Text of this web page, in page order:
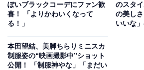
ぽいブラックコーデにファン歓
喜！ 「よりかわいくなって
る！」
のスタ
の美し
いいな
本田望結、美脚ちらりミニスカ
制服姿の“映画撮影中”ショット
公開！ 「制服神やな」「まだい